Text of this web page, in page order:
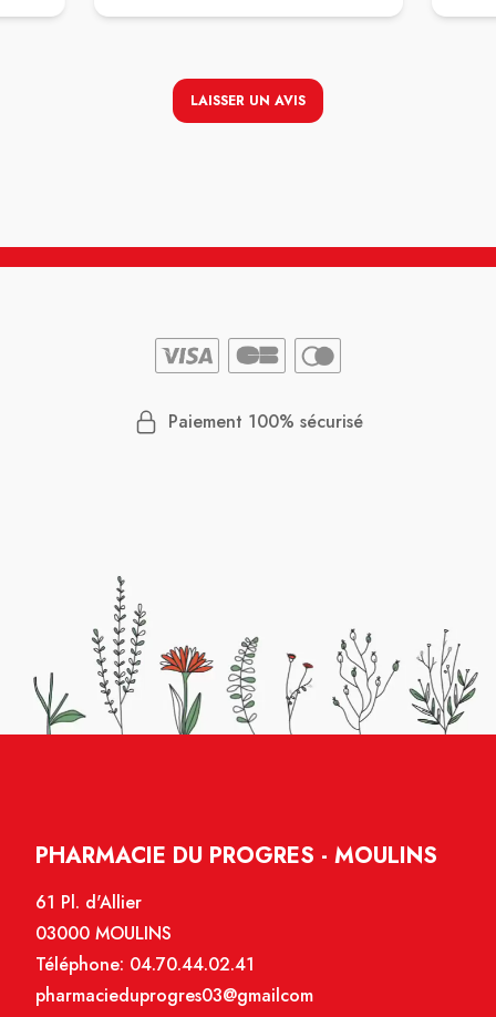
d’un mal aux jambes qu’ aucun médecin
n’avait pu soulager. Autant vous dire que
je recommande vivement cette
LAISSER UN AVIS
Paiement 100% sécurisé
PHARMACIE DU PROGRES - MOULINS
61 Pl. d'Allier
03000 MOULINS
Téléphone: 04.70.44.02.41
pharmacieduprogres03@gmailcom